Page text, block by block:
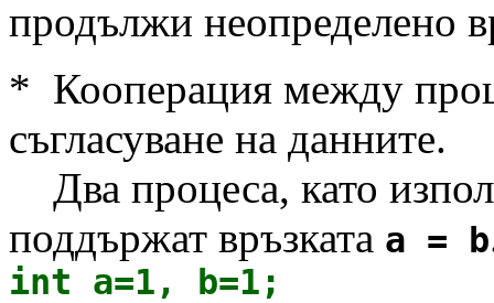
продължи неопределено
* Кооперация между
съгласуване на данните.
Два процеса, като
поддържат връзката a = b
int a=1, b=1;